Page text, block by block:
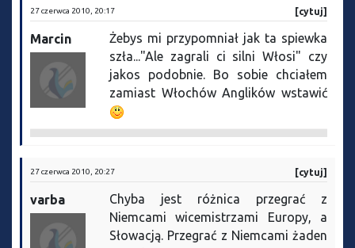
27 czerwca 2010, 20:17 [cytuj]
Marcin
Żebys mi przypomniał jak ta spiewka
szła..."Ale zagrali ci silni Włosi" czy
jakos podobnie. Bo sobie chciałem
zamiast Włochów Anglików wstawić
27 czerwca 2010, 20:27 [cytuj]
varba
Chyba jest różnica przegrać z
Niemcami wicemistrzami Europy, a
Słowacją. Przegrać z Niemcami żaden